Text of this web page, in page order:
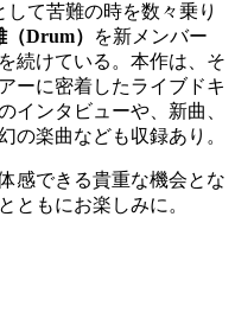
て苦難の時を数々乗り
Drum）
を新メンバー
続けている。本作は、そ
ーに密着したライブドキ
インタビューや、新曲、
の楽曲なども収録あり。
感できる貴重な機会とな
ともにお楽しみに。